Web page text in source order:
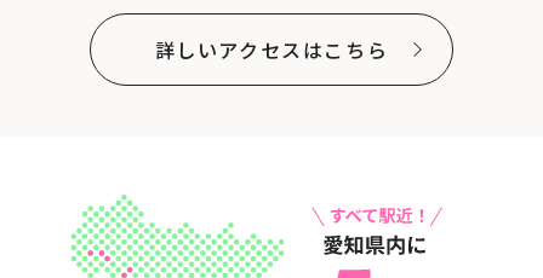
詳しいアクセスはこちら